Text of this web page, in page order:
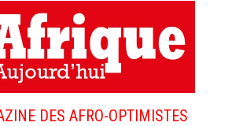
DES AFRO-OPTIMISTES